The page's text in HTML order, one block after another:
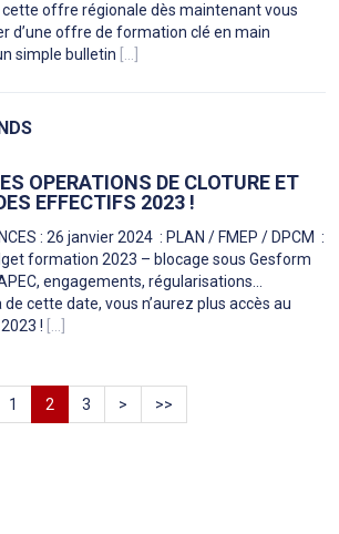
offre régionale dès maintenant vous
d’une offre de formation clé en main
simple bulletin [...]
OPERATIONS DE CLOTURE ET
EFFECTIFS 2023 !
: 26 janvier 2024 : PLAN / FMEP / DPCM :
formation 2023 – blocage sous Gesform
engagements, régularisations...
de cette date, vous n’aurez plus accès au
! [...]
1 2 3 > >>